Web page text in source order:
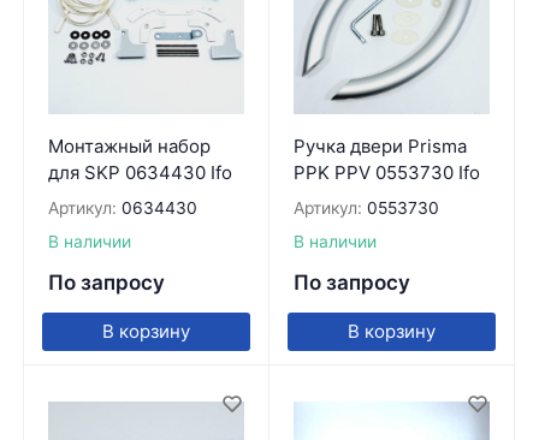
Монтажный набор
для SKP 0634430 Ifo
Артикул: 0634430
В наличии
По запросу
В корзину
Ручка двери Prisma
PPK PPV 0553730 Ifo
Артикул: 0553730
В наличии
По запросу
В корзину